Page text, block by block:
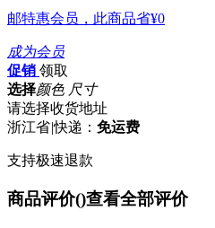
邮特惠会员，此商品省¥0
成为会员
促销 领取
选择颜色 尺寸
请选择收货地址
浙江省|快递： 免运费
支持极速退款
商品评价()查看全部评价